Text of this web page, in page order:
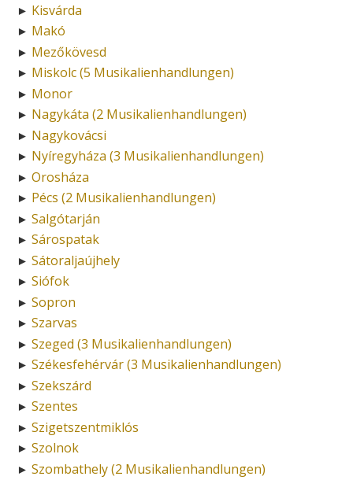
► Kisvárda
► Makó
► Mezőkövesd
► Miskolc (5 Musikalienhandlungen)
► Monor
► Nagykáta (2 Musikalienhandlungen)
► Nagykovácsi
► Nyíregyháza (3 Musikalienhandlungen)
► Orosháza
► Pécs (2 Musikalienhandlungen)
► Salgótarján
► Sárospatak
► Sátoraljaújhely
► Siófok
► Sopron
► Szarvas
► Szeged (3 Musikalienhandlungen)
► Székesfehérvár (3 Musikalienhandlungen)
► Szekszárd
► Szentes
► Szigetszentmiklós
► Szolnok
► Szombathely (2 Musikalienhandlungen)